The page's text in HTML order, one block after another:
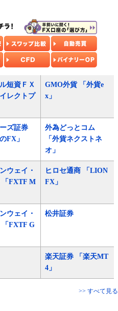
短資ＦＸ
イレクトプ
GMO外貨 「外貨e
x」
ズ証券
FX」
外為どっとコム
「外貨ネクストネ
オ」
ウェイ・
「FXTF M
ヒロセ通商 「LION
FX」
ウェイ・
「FXTF G
松井証券
楽天証券 「楽天MT
4」
>> すべて見る